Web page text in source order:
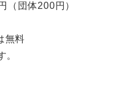
団体200円）
料